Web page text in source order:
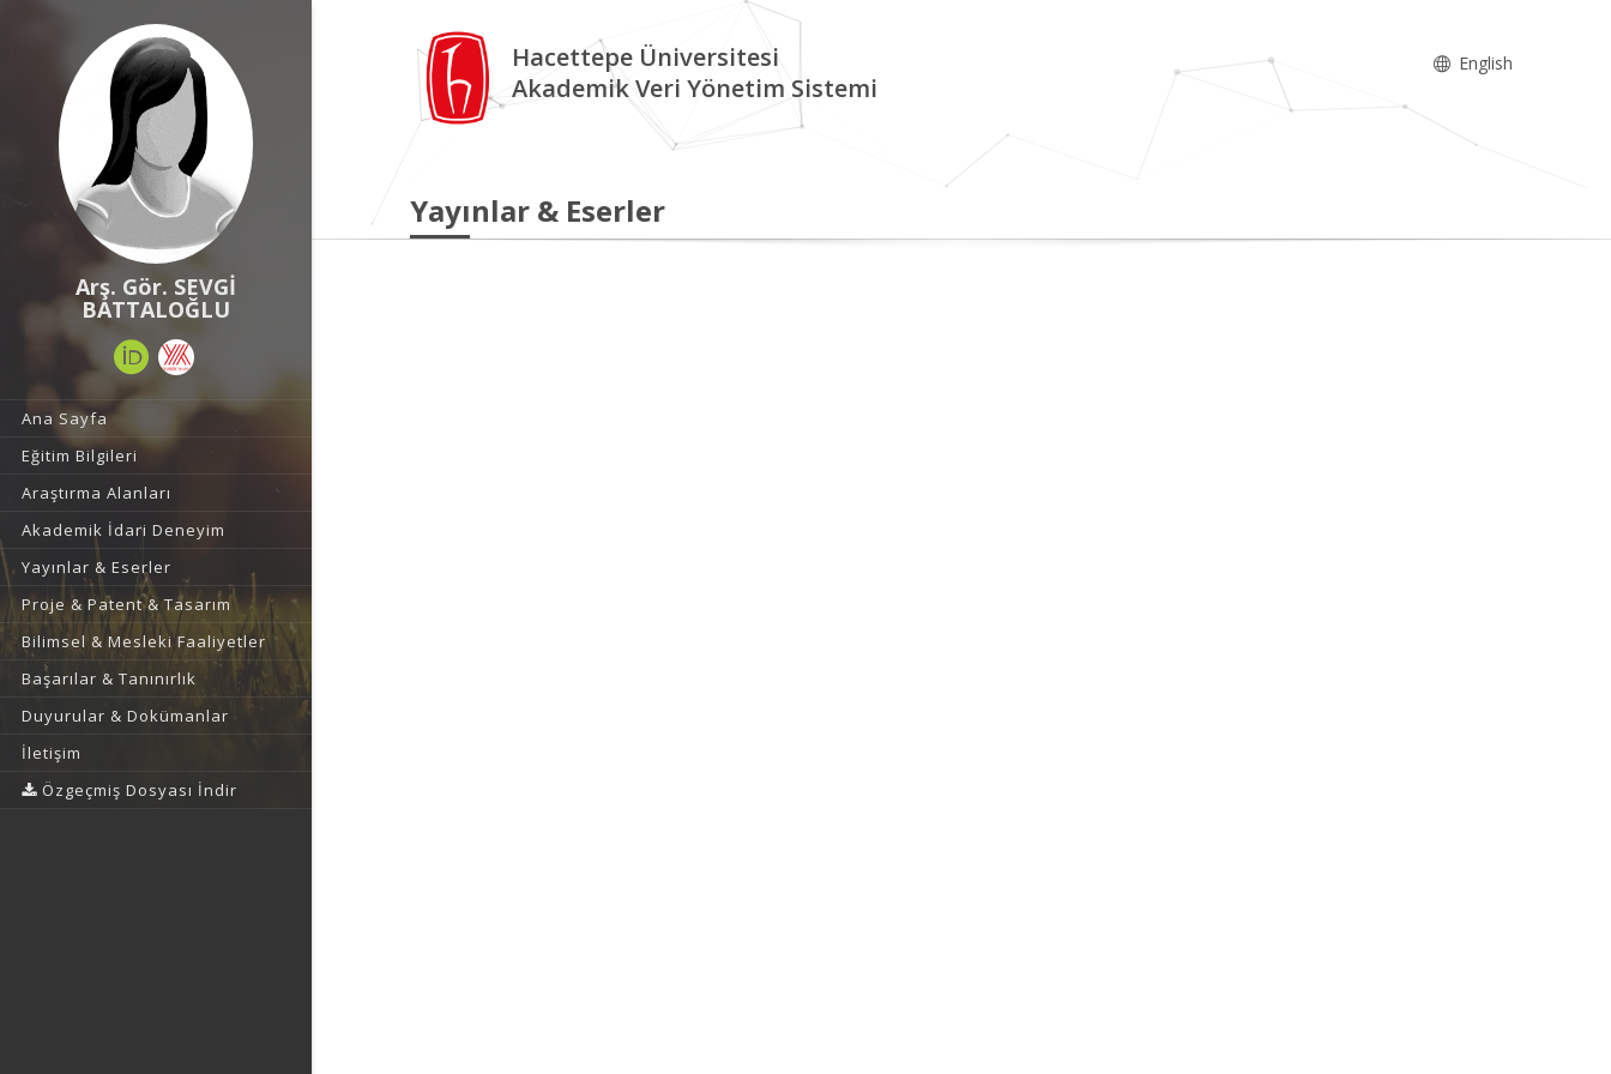
Arş. Gör. SEVGİ
BATTALOĞLU
Ana Sayfa
Eğitim Bilgileri
Araştırma Alanları
Akademik İdari Deneyim
Yayınlar & Eserler
Proje & Patent & Tasarım
Bilimsel & Mesleki Faaliyetler
Başarılar & Tanınırlık
Duyurular & Dokümanlar
İletişim
Özgeçmiş Dosyası İndir
Hacettepe Üniversitesi
Akademik Veri Yönetim Sistemi
English
Yayınlar & Eserler